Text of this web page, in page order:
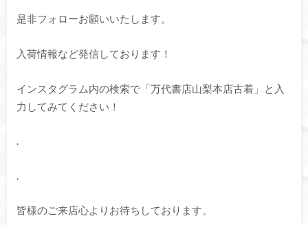
是非フォローお願いいたします。
入荷情報など発信しております！
インスタグラム内の検索で「万代書店山梨本店古着」と入
力してみてください！
.
.
皆様のご来店心よりお待ちしております。